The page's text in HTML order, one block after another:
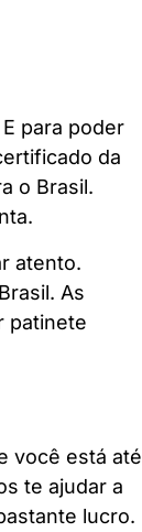
para poder
da
o Brasil.
atento.
As
patinete
você está até
te ajudar a
lucro.